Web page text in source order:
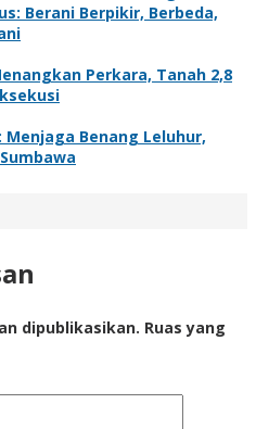
Berani Berpikir, Berbeda,
Perkara, Tanah 2,8
Menjaga Benang Leluhur,
dipublikasikan. Ruas yang